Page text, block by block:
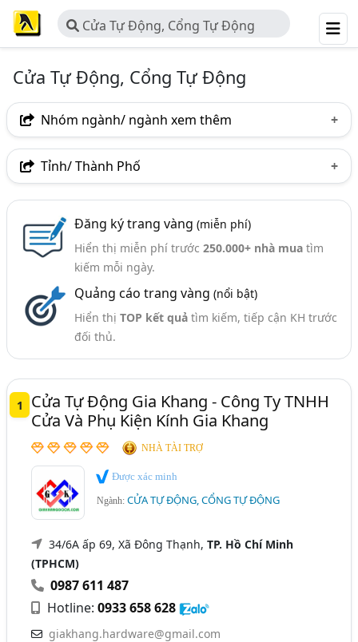
Cửa Tự Động, Cổng Tự Động
Cửa Tự Động, Cổng Tự Động
Nhóm ngành/ ngành xem thêm
Ngành nghề
Ngành xem thêm
Cửa - Nhà Sản Xuất Và Kinh Doanh (866)
Trì (76)
Tỉnh/ Thành Phố
Bình Dương
Tp. Đà Nẵng
TP. Hải Phòng
Bà Rịa-Vũng Tàu
Hưng Yên
Nghệ An Phú Thọ
Thái Bình
Thái Nguyên
Thanh Hóa
Thừa Thiên Huế
Bắc Giang
Bình Định Bến Tre
Kiên Giang
Long An
Quảng Bình Quảng Nam
Đăng ký trang vàng (miễn phí)
Hiển thị miễn phí trước 250.000+ nhà muatìm
kiếm mỗi ngày.
Quảng cáo trang vàng (nổi bật)
Hiển thị TOP kết quảtìm kiếm, tiếp cận KH trước
đối thủ.
1
Cửa Tự Động Gia Khang - Công Ty TNHH
Cửa Và Phụ Kiện Kính Gia Khang
NHÀ TÀI TRỢ
Được xác minh
Ngành:CỬA TỰ ĐỘNG, CỔNG TỰ ĐỘNG
34/6A ấp 69, Xã Đông Thạnh,TP. Hồ Chí Minh
(TPHCM)
0987 611 487
Hotline:0933 658 628
giakhang.hardware@gmail.com